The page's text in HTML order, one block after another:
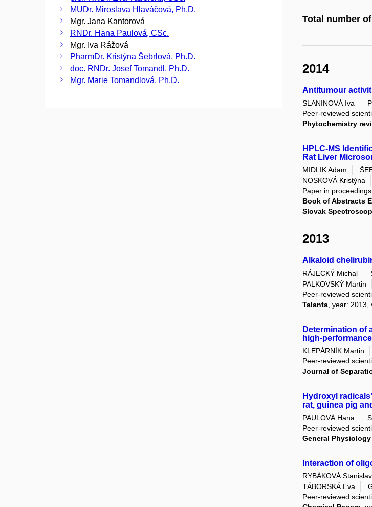
MUDr. Miroslava Hlaváčová, Ph.D.
Mgr. Jana Kantorová
RNDr. Hana Paulová, CSc.
Mgr. Iva Rážová
PharmDr. Kristýna Šebrlová, Ph.D.
doc. RNDr. Josef Tomandl, Ph.D.
Mgr. Marie Tomandlová, Ph.D.
Total number
2014
Antitumour
SLANINOVÁ Iva
Peer-reviewed
Phytochemistry
HPLC-MS
Rat Liver
MIDLIK Adam
NOSKOVÁ Kristýna
Paper in proceedings
Book of Abstracts
Slovak
2013
Alkaloid
RÁJECKÝ Michal
PALKOVSKÝ Martin
Peer-reviewed
Talanta , year:
Determination of
high-
KLEPÁRNÍK Martin
Peer-reviewed
Journal of
Hydroxyl
rat, guinea pig
PAULOVÁ Hana
Peer-reviewed
General
Interaction of
RYBÁKOVÁ
TÁBORSKÁ Eva
Peer-reviewed